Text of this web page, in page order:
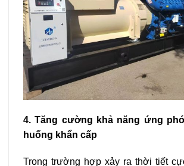
4. Tăng cường khả năng ứng
huống khẩn cấp
Trong trường hợp xảy ra thời tiết